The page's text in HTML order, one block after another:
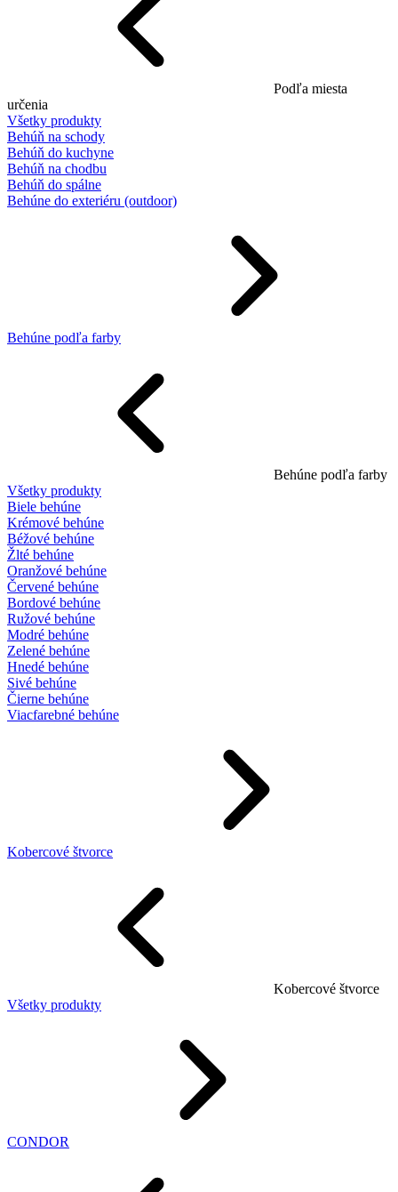
Podľa miesta
určenia
Všetky produkty
Behúň na schody
Behúň do kuchyne
Behúň na chodbu
Behúň do spálne
Behúne do exteriéru (outdoor)
Behúne podľa farby
Behúne podľa farby
Všetky produkty
Biele behúne
Krémové behúne
Béžové behúne
Žlté behúne
Oranžové behúne
Červené behúne
Bordové behúne
Ružové behúne
Modré behúne
Zelené behúne
Hnedé behúne
Sivé behúne
Čierne behúne
Viacfarebné behúne
Kobercové štvorce
Kobercové štvorce
Všetky produkty
CONDOR